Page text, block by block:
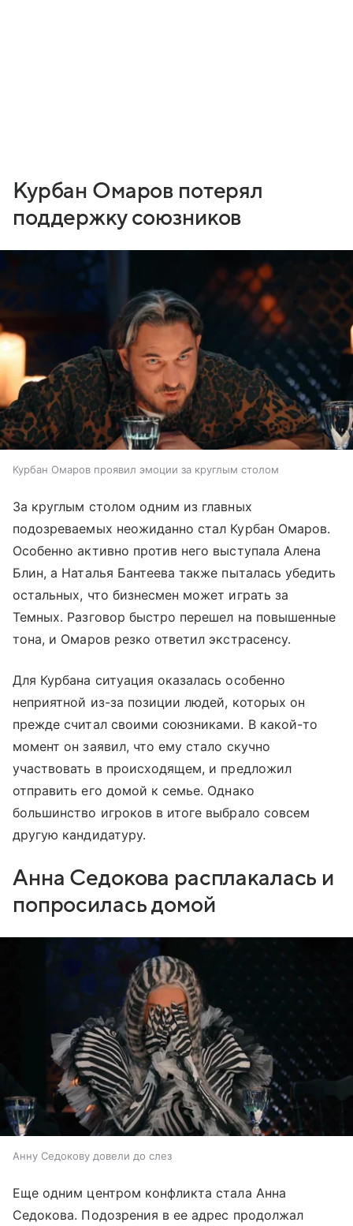
Курбан Омаров потерял
поддержку союзников
Курбан Омаров проявил эмоции за круглым столом
За круглым столом одним из главных
подозреваемых неожиданно стал Курбан Омаров.
Особенно активно против него выступала Алена
Блин, а Наталья Бантеева также пыталась убедить
остальных, что бизнесмен может играть за
Темных. Разговор быстро перешел на повышенные
тона, и Омаров резко ответил экстрасенсу.
Для Курбана ситуация оказалась особенно
неприятной из-за позиции людей, которых он
прежде считал своими союзниками. В какой-то
момент он заявил, что ему стало скучно
участвовать в происходящем, и предложил
отправить его домой к семье. Однако
большинство игроков в итоге выбрало совсем
другую кандидатуру.
Анна Седокова расплакалась и
попросилась домой
Анну Седокову довели до слез
Еще одним центром конфликта стала Анна
Седокова. Подозрения в ее адрес продолжал